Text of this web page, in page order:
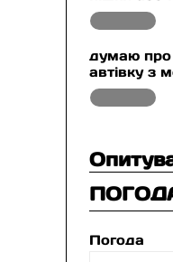
думаю про
автівку з
Погода